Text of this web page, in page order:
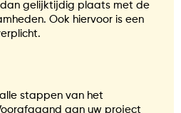
gelijktijdig plaats met de
Ook hiervoor is een
stappen van het
aan uw project